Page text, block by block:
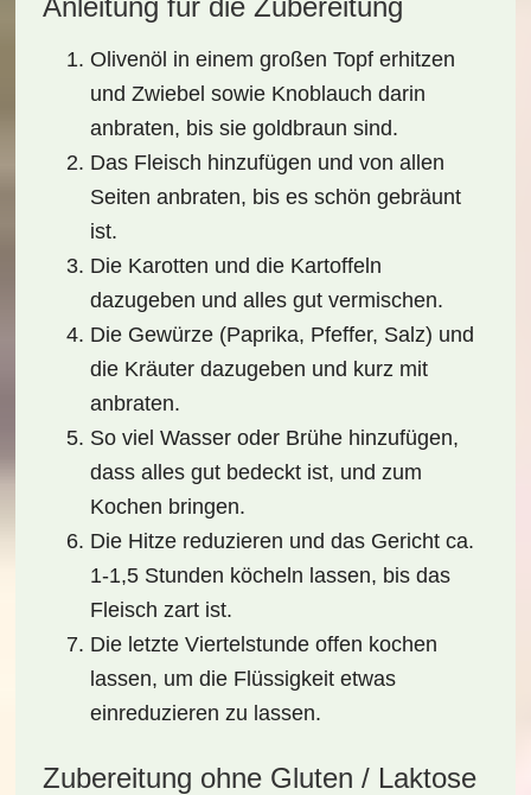
Anleitung für die Zubereitung
Olivenöl in einem großen Topf erhitzen
und Zwiebel sowie Knoblauch darin
anbraten, bis sie goldbraun sind.
Das Fleisch hinzufügen und von allen
Seiten anbraten, bis es schön gebräunt
ist.
Die Karotten und die Kartoffeln
dazugeben und alles gut vermischen.
Die Gewürze (Paprika, Pfeffer, Salz) und
die Kräuter dazugeben und kurz mit
anbraten.
So viel Wasser oder Brühe hinzufügen,
dass alles gut bedeckt ist, und zum
Kochen bringen.
Die Hitze reduzieren und das Gericht ca.
1-1,5 Stunden köcheln lassen, bis das
Fleisch zart ist.
Die letzte Viertelstunde offen kochen
lassen, um die Flüssigkeit etwas
einreduzieren zu lassen.
Zubereitung ohne Gluten / Laktose